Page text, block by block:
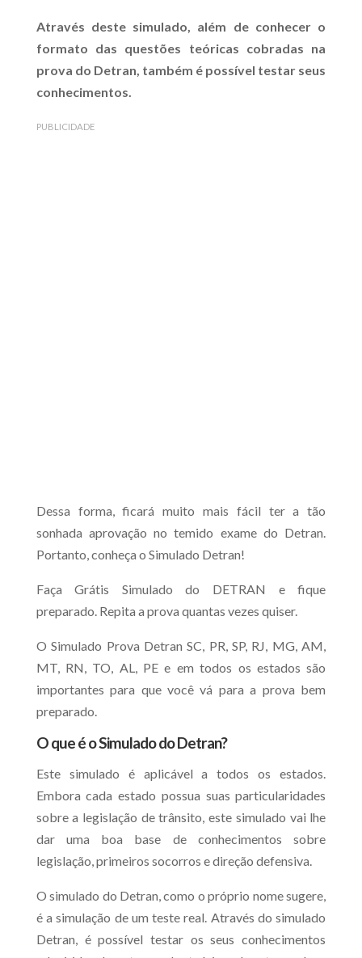
Através deste simulado, além de conhecer o
formato das questões teóricas cobradas na
prova do Detran, também é possível testar seus
conhecimentos.
PUBLICIDADE
Dessa forma, ficará muito mais fácil ter a tão
sonhada aprovação no temido exame do Detran.
Portanto, conheça o Simulado Detran!
Faça Grátis Simulado do DETRAN e fique
preparado. Repita a prova quantas vezes quiser.
O Simulado Prova Detran SC, PR, SP, RJ, MG, AM,
MT, RN, TO, AL, PE e em todos os estados são
importantes para que você vá para a prova bem
preparado.
O que é o Simulado do Detran?
Este simulado é aplicável a todos os estados.
Embora cada estado possua suas particularidades
sobre a legislação de trânsito, este simulado vai lhe
dar uma boa base de conhecimentos sobre
legislação, primeiros socorros e direção defensiva.
O simulado do Detran, como o próprio nome sugere,
é a simulação de um teste real. Através do simulado
Detran, é possível testar os seus conhecimentos